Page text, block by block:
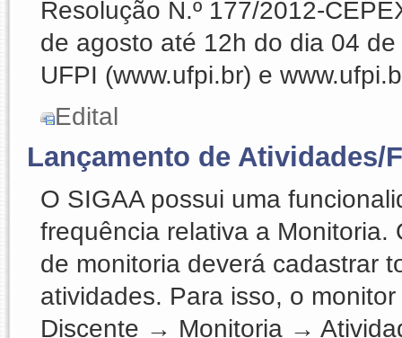
Resolução N.º 177/2012-
de agosto até 12h do dia 04
UFPI (www.ufpi.br) e
Edital
Lançamento de Atividades/
O SIGAA possui uma
frequência relativa a
de monitoria deverá cadastrar
atividades. Para isso, o
Discente → Monitoria →